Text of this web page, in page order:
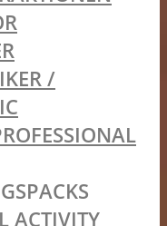
/
ACTIVITY